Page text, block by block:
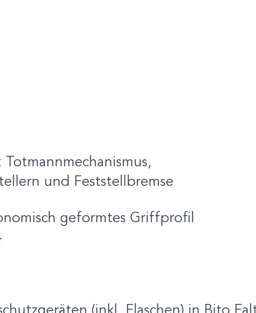
und Feststellbremse
geformtes Griffprofil